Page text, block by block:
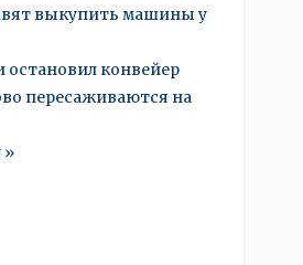
выкупить машины у
остановил конвейер
пересаживаются на
»